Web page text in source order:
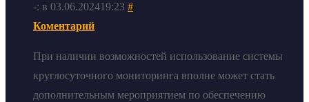
-: в 03.06.202419:23 #
Коментарий
При наличии возможностей использование системы
круглосуточного мониторинга вполне может стать
дополнительным мероприятием по обеспечению